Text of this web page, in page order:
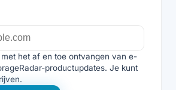
het af en toe ontvangen van e-
productupdates. Je kunt